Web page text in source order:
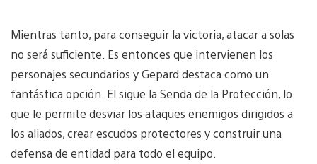
Mientras tanto, para conseguir la victoria, atacar a solas
no será suficiente. Es entonces que intervienen los
personajes secundarios y Gepard destaca como un
fantástica opción. El sigue la Senda de la Protección, lo
que le permite desviar los ataques enemigos dirigidos a
los aliados, crear escudos protectores y construir una
defensa de entidad para todo el equipo.